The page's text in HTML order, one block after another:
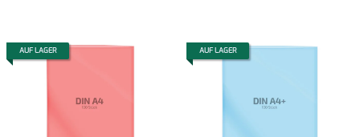
AUF LAGER AUF LAGER